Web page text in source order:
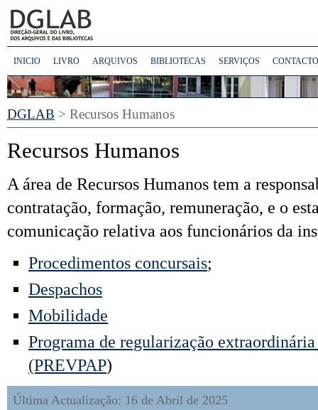
INICIO LIVRO ARQUIVOS BIBLIOTECAS SERVIÇOS
DGLAB > Recursos Humanos
Recursos Humanos
A área de Recursos Humanos tem a
contratação, formação, remuneração, e o
comunicação relativa aos funcionários da
Procedimentos concursais;
Despachos
Mobilidade
Programa de regularização
(PREVPAP)
Última Actualização: 16 de Abril de 2025